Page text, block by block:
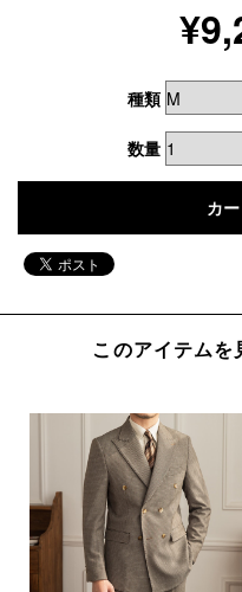
種類
数量
このアイテムを